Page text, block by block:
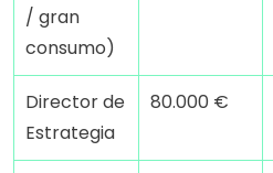
/ gran
consumo)
Director de
Estrategia
80.000 €